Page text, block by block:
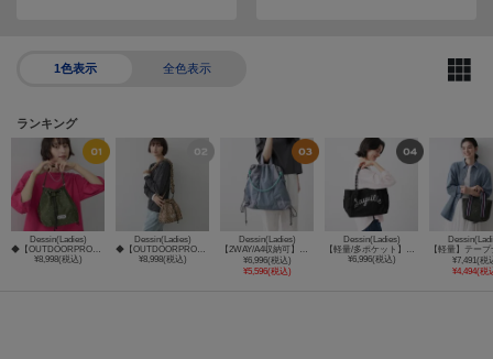
1色表示 全色表示
ランキング
Dessin(Ladies)
◆【OUTDOORPRODUCTS別注】スタッズ巾着バッグ
¥8,998(税込)
Dessin(Ladies)
◆【OUTDOORPRODUCTS別注】アニマル柄巾着バッグ
¥8,998(税込)
Dessin(Ladies)
【2WAY/A4収納可】カラーコードナップトートバッグ
¥6,996(税込)
¥5,596(税込)
Dessin(Ladies)
【軽量/多ポケット】カラーコードトートバッグ
¥6,996(税込)
¥7,491(税
¥4,494(税